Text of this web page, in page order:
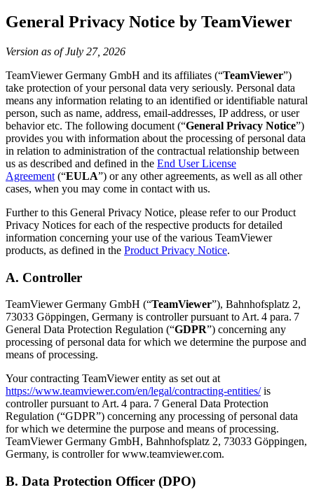
General Privacy Notice by TeamViewer
Version as of July 27, 2026
TeamViewer Germany GmbH and its affiliates (“TeamViewer”)
take protection of your personal data very seriously. Personal data
means any information relating to an identified or identifiable natural
person, such as name, address, email-addresses, IP address, or user
behavior etc. The following document (“General Privacy Notice”)
provides you with information about the processing of personal data
in relation to administration of the contractual relationship between
us as described and defined in the End User License
Agreement (“EULA”) or any other agreements, as well as all other
cases, when you may come in contact with us.
Further to this General Privacy Notice, please refer to our Product
Privacy Notices for each of the respective products for detailed
information concerning your use of the various TeamViewer
products, as defined in the Product Privacy Notice.
A. Controller
TeamViewer Germany GmbH (“TeamViewer”), Bahnhofsplatz 2,
73033 Göppingen, Germany is controller pursuant to Art. 4 para. 7
General Data Protection Regulation (“GDPR”) concerning any
processing of personal data for which we determine the purpose and
means of processing.
Your contracting TeamViewer entity as set out at
https://www.teamviewer.com/en/legal/contracting-entities/is
controller pursuant to Art. 4 para. 7 General Data Protection
Regulation (“GDPR”) concerning any processing of personal data
for which we determine the purpose and means of processing.
TeamViewer Germany GmbH, Bahnhofsplatz 2, 73033 Göppingen,
Germany, is controller for www.teamviewer.com.
B. Data Protection Officer (DPO)